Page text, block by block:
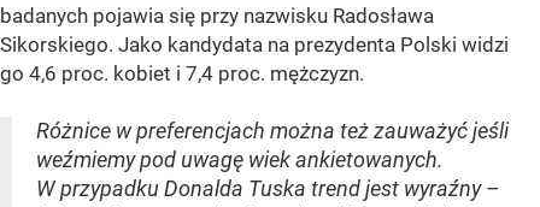
badanych pojawia się przy nazwisku Radosława
Sikorskiego. Jako kandydata na prezydenta Polski widzi
go 4,6 proc. kobiet i 7,4 proc. mężczyzn.
Różnice w preferencjach można też zauważyć jeśli
weźmiemy pod uwagę wiek ankietowanych.
W przypadku Donalda Tuska trend jest wyraźny –